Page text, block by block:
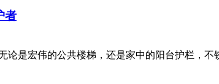
者
是宏伟的公共楼梯，还是家中的阳台护栏，